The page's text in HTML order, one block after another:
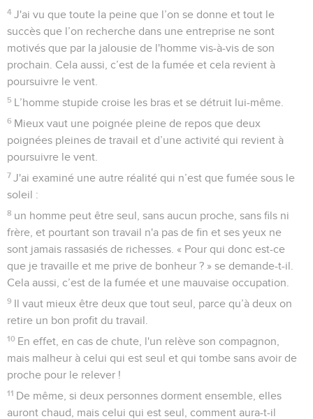
4 J'ai vu que toute la peine que l’on se donne et tout le
succès que l’on recherche dans une entreprise ne sont
motivés que par la jalousie de l'homme vis-à-vis de son
prochain. Cela aussi, c’est de la fumée et cela revient à
poursuivre le vent.
5 L’homme stupide croise les bras et se détruit lui-même.
6 Mieux vaut une poignée pleine de repos que deux
poignées pleines de travail et d’une activité qui revient à
poursuivre le vent.
7 J'ai examiné une autre réalité qui n’est que fumée sous le
soleil :
8 un homme peut être seul, sans aucun proche, sans fils ni
frère, et pourtant son travail n'a pas de fin et ses yeux ne
sont jamais rassasiés de richesses. « Pour qui donc est-ce
que je travaille et me prive de bonheur ? » se demande-t-il.
Cela aussi, c’est de la fumée et une mauvaise occupation.
9 Il vaut mieux être deux que tout seul, parce qu’à deux on
retire un bon profit du travail.
10 En effet, en cas de chute, l'un relève son compagnon,
mais malheur à celui qui est seul et qui tombe sans avoir de
proche pour le relever !
11 De même, si deux personnes dorment ensemble, elles
auront chaud, mais celui qui est seul, comment aura-t-il